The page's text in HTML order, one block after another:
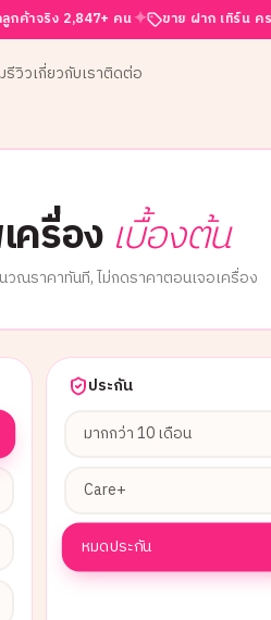
คน✦ ขาย ฝาก เทิร์น ครบจบที่นี่ ✦
รีวิวเกี่ยวกับเราติดต่อ
ครื่อง เบื้องต้น
ณราคาทันที, ไม่กดราคาตอนเจอเครื่อง
ประกัน
มากกว่า 10 เดือน
Care+
หมดประกัน